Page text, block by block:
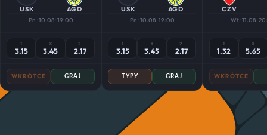
USK
AGD
Pn · 10.08 · 19:00
1
3.15
X
3.45
2
2.17
WKRÓTCE GRAJ
USK
AGD
Pn · 10.08 · 19:00
1
3.15
X
3.45
2
2.17
TYPY GRAJ
CZV
Wt · 11.08 ·
1
1.32
X
5.65
WKRÓTCE